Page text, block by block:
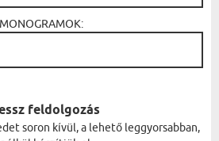
MONOGRAMOK:
feldolgozás
soron kívül, a lehető leggyorsabban,